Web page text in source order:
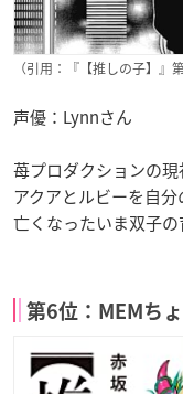
（引用：『【推しの子】』
声優：Lynnさん
苺プロダクションの現
アクアとルビーを自
亡くなったいま双子の
第6位：MEMち